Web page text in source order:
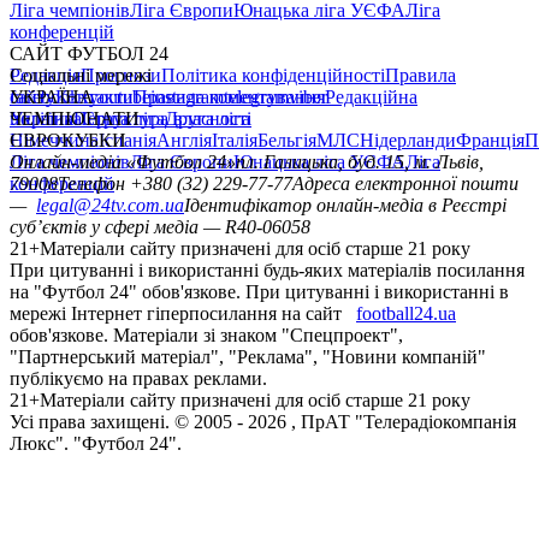
Ліга чемпіонівЛіга ЄвропиЮнацька ліга УЄФАЛіга
конференцій
САЙТ ФУТБОЛ 24
РедакціяПрогнозиПолітика конфіденційностіПравила
сайтуКонтактиПравила коментуванняРедакційна
політикаСтруктура власності
Соціальні мережі
facebookxyoutubeinstagramtelegramviber
УКРАЇНА
УкраїнаПерша лігаДруга ліга
ЧЕМПІОНАТИ
НімеччинаІспаніяАнгліяІталіяБельгіяМЛСНідерландиФранція
ЄВРОКУБКИ
Ліга чемпіонівЛіга ЄвропиЮнацька ліга УЄФАЛіга
конференцій
Онлайн-медіа «Футбол 24»пл. Галицька, буд. 15, м. Львів,
79008Телефон +380 (32) 229-77-77Адреса електронної пошти
— legal@24tv.com.uaІдентифікатор онлайн-медіа в Реєстрі
суб’єктів у сфері медіа — R40-06058
21+Матеріали сайту призначені для осіб старше 21 року
При цитуванні і використанні будь-яких матеріалів посилання
на "Футбол 24" обов'язкове. При цитуванні і використанні в
мережі Інтернет гіперпосилання на сайт
football24.ua
обов'язкове. Матеріали зі знаком "Спецпроект",
"Партнерський матеріал", "Реклама", "Новини компаній"
публікуємо на правах реклами.
21+Матеріали сайту призначені для осіб старше 21 року
Усi права захищенi. © 2005 - 2026 , ПрАТ "Телерадіокомпанія
Люкс". "Футбол 24".